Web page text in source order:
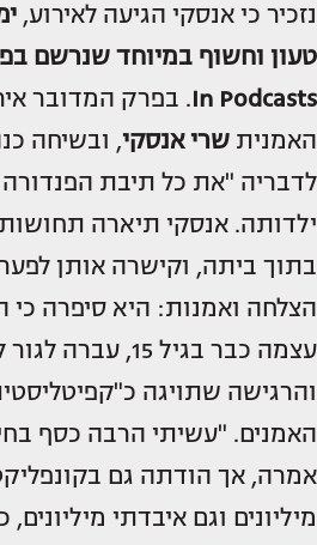
נזכיר כי אנסקי הגיעה לאירוע,
In Podcasts. בפרק המדובר
האמנית שרי אנסקי, ובשיחה
לדבריה "את כל תיבת
ילדותה. אנסקי תיארה
בתוך ביתה, וקישרה אותן
הצלחה ואמנות: היא סיפרה
והרגישה שתויגה
האמנים. "עשיתי הרבה כסף
אמרה, אך הודתה גם
מיליונים וגם איבדתי